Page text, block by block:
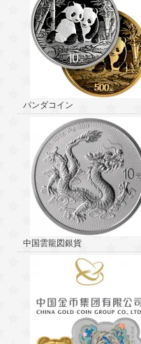
パンダコイン
中国雲龍図銀貨